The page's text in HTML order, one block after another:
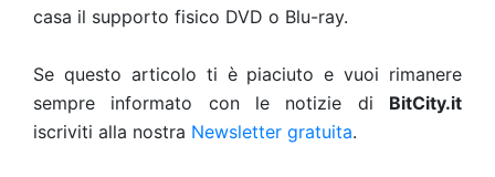
casa il supporto fisico DVD o Blu-ray.
Se questo articolo ti è piaciuto e vuoi rimanere
sempre informato con le notizie di BitCity.it
iscriviti alla nostra Newsletter gratuita.